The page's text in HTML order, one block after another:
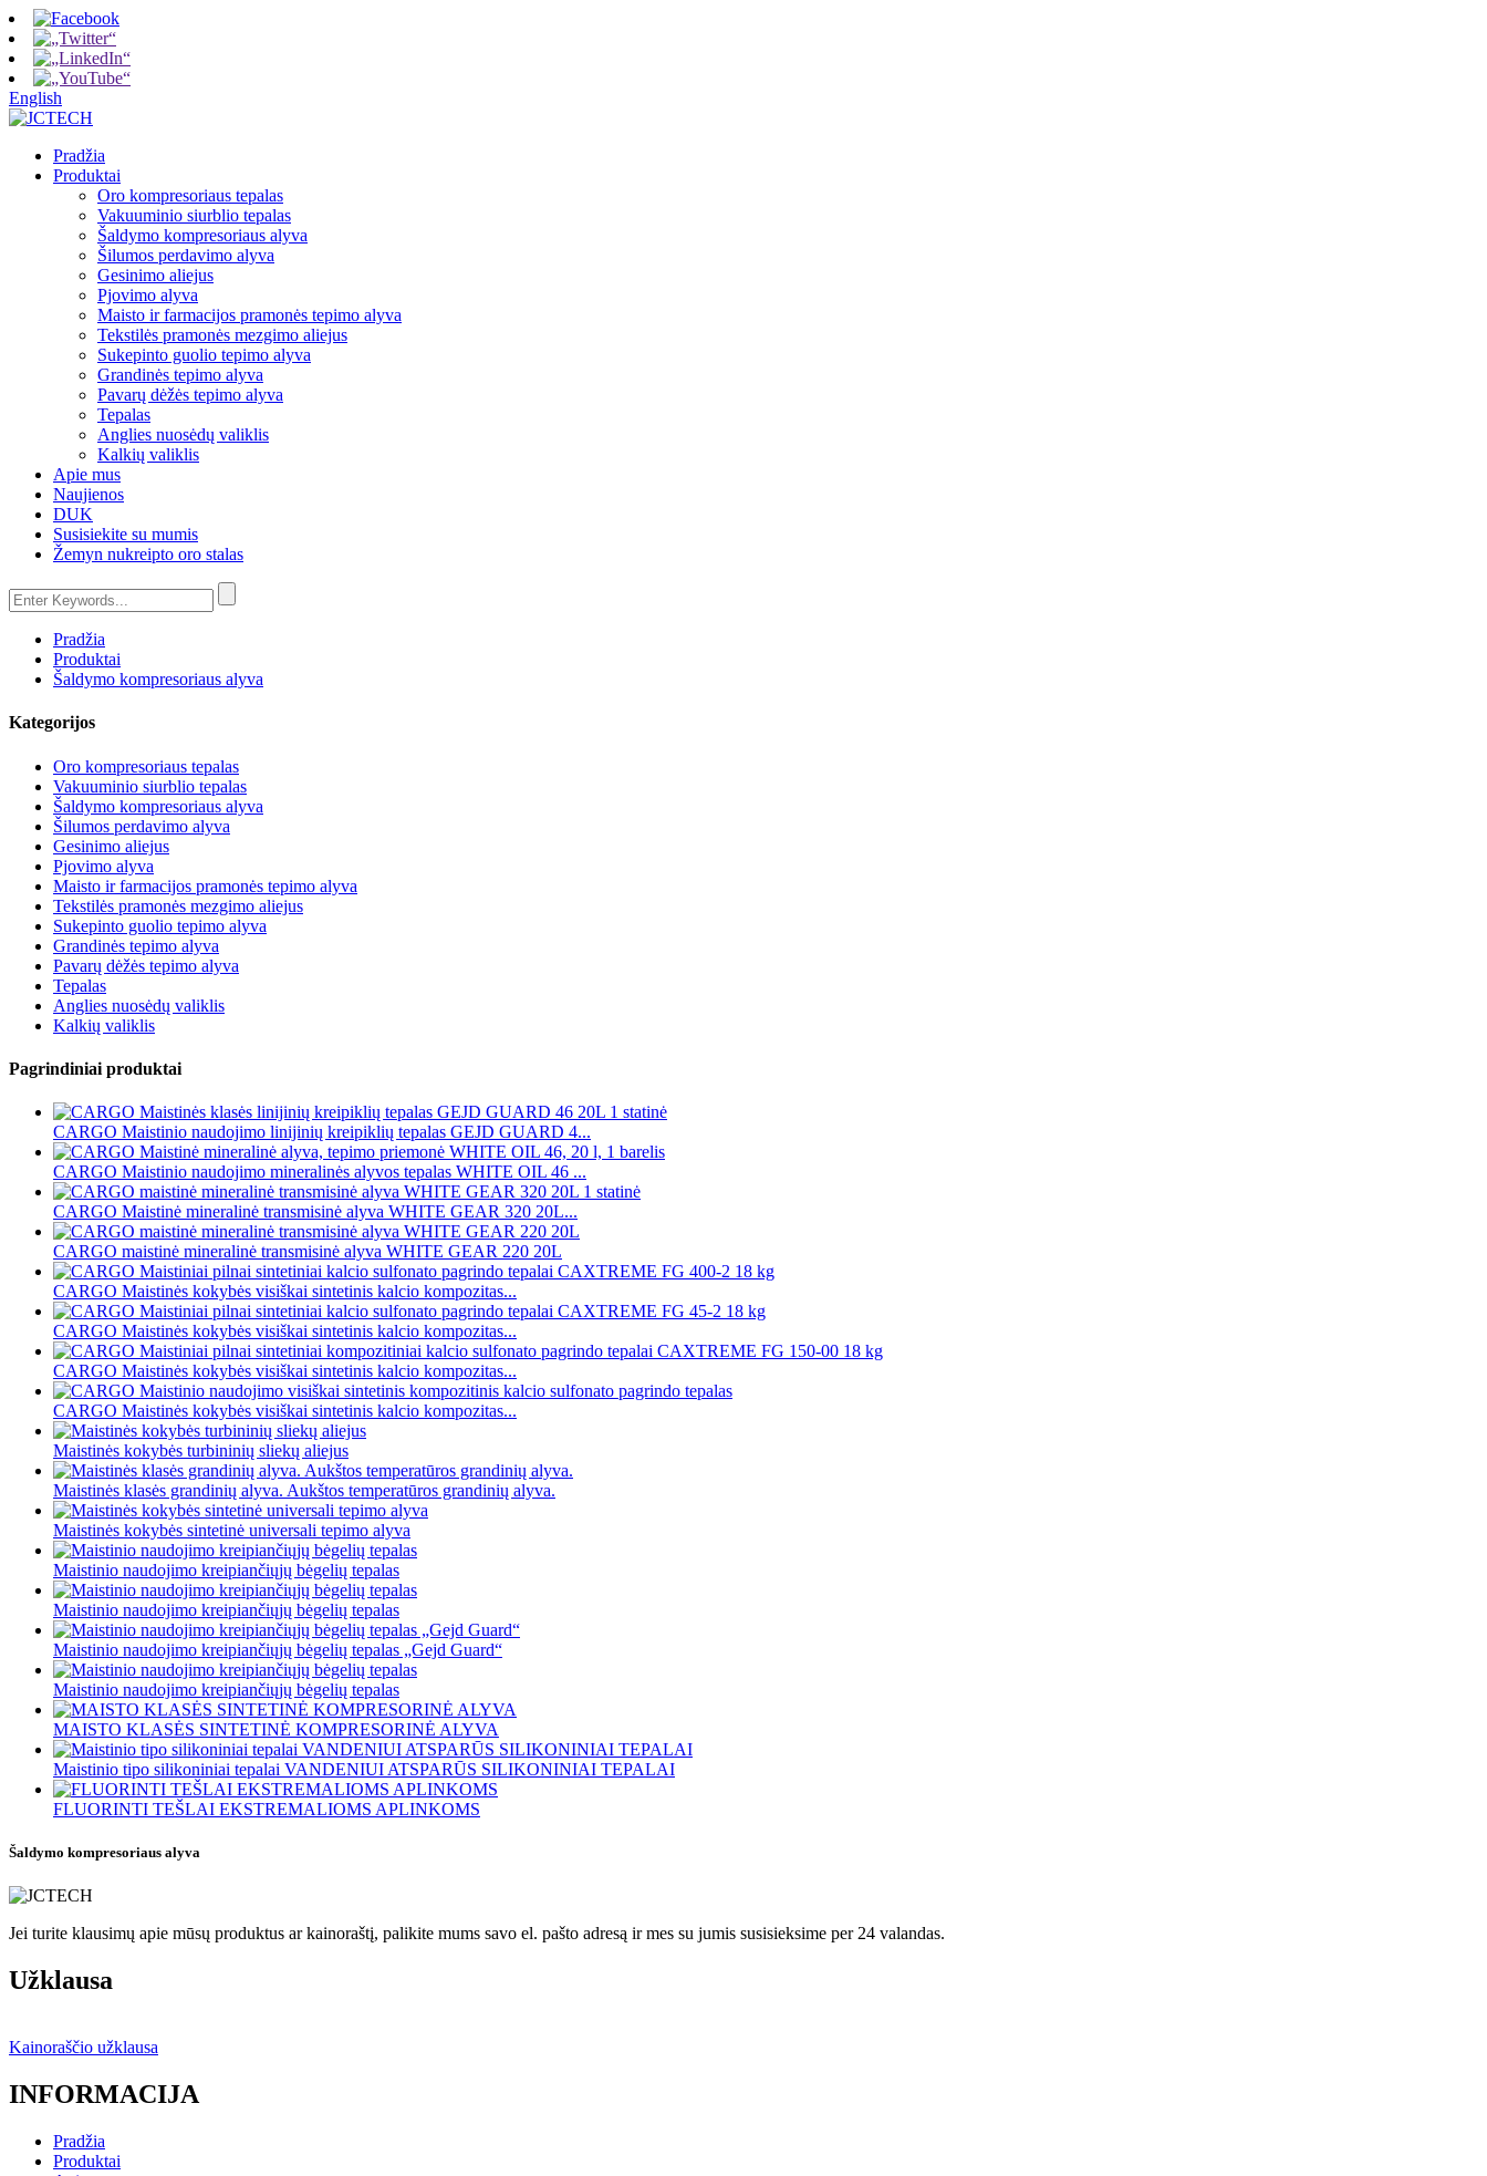
English
Pradžia
Produktai
Oro kompresoriaus tepalas
Vakuuminio siurblio tepalas
Šaldymo kompresoriaus alyva
Šilumos perdavimo alyva
Gesinimo aliejus
Pjovimo alyva
Maisto ir farmacijos pramonės tepimo alyva
Tekstilės pramonės mezgimo aliejus
Sukepinto guolio tepimo alyva
Grandinės tepimo alyva
Pavarų dėžės tepimo alyva
Tepalas
Anglies nuosėdų valiklis
Kalkių valiklis
Apie mus
Naujienos
DUK
Susisiekite su mumis
Žemyn nukreipto oro stalas
Pradžia
Produktai
Šaldymo kompresoriaus alyva
Kategorijos
Oro kompresoriaus tepalas
Vakuuminio siurblio tepalas
Šaldymo kompresoriaus alyva
Šilumos perdavimo alyva
Gesinimo aliejus
Pjovimo alyva
Maisto ir farmacijos pramonės tepimo alyva
Tekstilės pramonės mezgimo aliejus
Sukepinto guolio tepimo alyva
Grandinės tepimo alyva
Pavarų dėžės tepimo alyva
Tepalas
Anglies nuosėdų valiklis
Kalkių valiklis
Pagrindiniai produktai
CARGO Maistinio naudojimo linijinių kreipiklių tepalas GEJD GUARD 4...
CARGO Maistinio naudojimo mineralinės alyvos tepalas WHITE OIL 46 ...
CARGO Maistinė mineralinė transmisinė alyva WHITE GEAR 320 20L...
CARGO maistinė mineralinė transmisinė alyva WHITE GEAR 220 20L
CARGO Maistinės kokybės visiškai sintetinis kalcio kompozitas...
CARGO Maistinės kokybės visiškai sintetinis kalcio kompozitas...
CARGO Maistinės kokybės visiškai sintetinis kalcio kompozitas...
CARGO Maistinės kokybės visiškai sintetinis kalcio kompozitas...
Maistinės kokybės turbininių sliekų aliejus
Maistinės klasės grandinių alyva. Aukštos temperatūros grandinių alyva.
Maistinės kokybės sintetinė universali tepimo alyva
Maistinio naudojimo kreipiančiųjų bėgelių tepalas
Maistinio naudojimo kreipiančiųjų bėgelių tepalas
Maistinio naudojimo kreipiančiųjų bėgelių tepalas „Gejd Guard“
Maistinio naudojimo kreipiančiųjų bėgelių tepalas
MAISTO KLASĖS SINTETINĖ KOMPRESORINĖ ALYVA
Maistinio tipo silikoniniai tepalai VANDENIUI ATSPARŪS SILIKONINIAI TEPALAI
FLUORINTI TEŠLAI EKSTREMALIOMS APLINKOMS
Šaldymo kompresoriaus alyva
Jei turite klausimų apie mūsų produktus ar kainoraštį, palikite mums savo el. pašto adresą ir mes su jumis susisieksime per 24 valandas.
Užklausa
Kainoraščio užklausa
INFORMACIJA
Pradžia
Produktai